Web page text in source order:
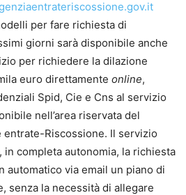
per fare richiesta di
giorni sarà disponibile anche
per richiedere la dilazione
euro direttamente online,
Spid, Cie e Cns al servizio
nell’area riservata del
Riscossione. Il servizio
completa autonomia, la richiesta
automatico via email un piano di
senza la necessità di allegare